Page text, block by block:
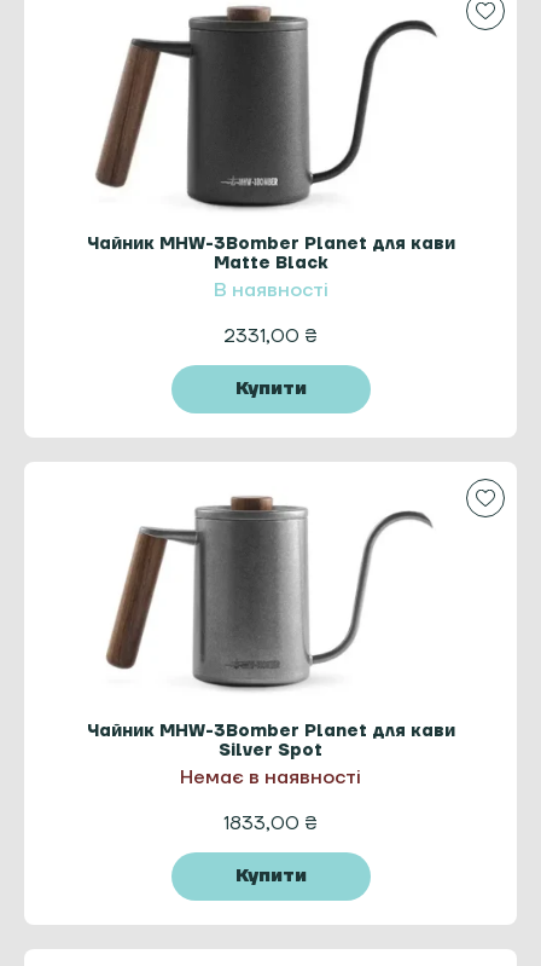
Чайник MHW-3Bomber Planet для кави
Matte Black
В наявності
2331,00 ₴
Купити
Чайник MHW-3Bomber Planet для кави
Silver Spot
Немає в наявності
1833,00 ₴
Купити